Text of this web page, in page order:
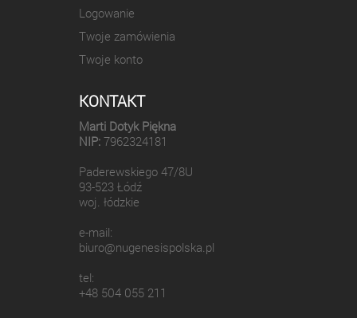
Logowanie
Twoje zamówienia
Twoje konto
KONTAKT
Marti Dotyk Piękna
NIP: 7962324181
Paderewskiego 47/8U
93-523 Łódź
woj. łódzkie
e-mail:
biuro@nugenesispolska.pl
tel:
+48 504 055 211